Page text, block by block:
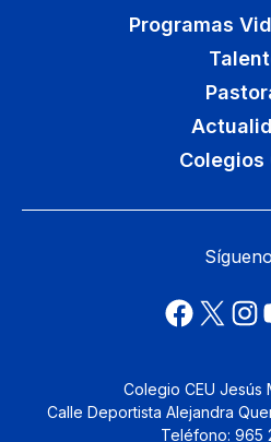
Programas
Colegios
Colegio CEU Jesús
Calle Deportista Alejandra
Teléfono: 965